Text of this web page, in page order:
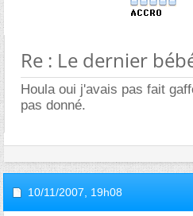
Re : Le dernier
Houla oui j'avais pas fait
pas donné.
10/11/2007, 19h08